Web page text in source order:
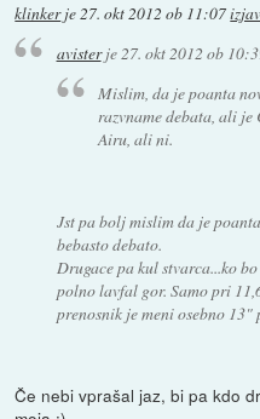
klinkerje 27. okt 2012 ob 11:07
avisterje27. okt 2012 ob
Mislim, da je poanta
razvname debata, ali
Airu, ali ni.
Jst pa bolj mislim da je
bebasto debato.
Drugace pa kul stvarca...ko
polno lavfal gor. Samo pri
prenosnik je meni osebno 13"
Če nebi vprašal jaz, bi pa kdo